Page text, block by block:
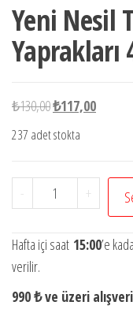
Yeni Nesil
Yaprakları
₺130,00Orijinal
fiyat:
₺117,00Şu
237 adet stokta
-
Yeni
Nesil
Ödev
Yaprakları
4.Sınıf
+
Hafta içi saat 15:00’e
verilir.
990 ₺ ve üzeri